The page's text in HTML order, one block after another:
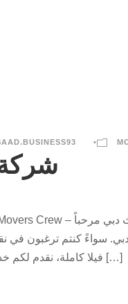
•
سواءً كنتم ترغبون في
فيلا كاملة، نقدم لكم خدمات نقل احترافية ومتميزة بأسعار […]